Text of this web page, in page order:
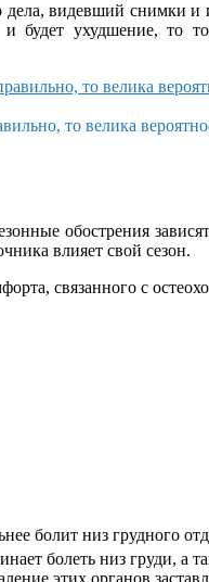
видевший снимки и
и будет ухудшение, то
то велика
обострения
влияет свой сезон.
связанного с
болит низ грудного
болеть низ груди, а
этих органов